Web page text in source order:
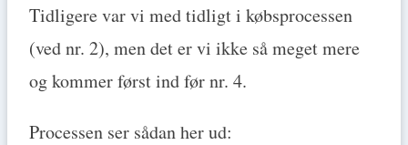
Tidligere var vi med tidligt i købsprocessen
(ved nr. 2), men det er vi ikke så meget mere
og kommer først ind før nr. 4.
Processen ser sådan her ud: